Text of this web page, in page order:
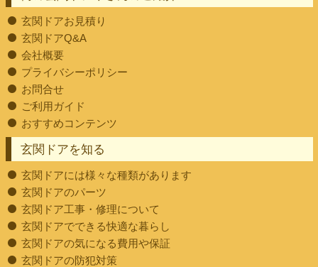
玄関ドアお見積り
玄関ドアQ&A
会社概要
プライバシーポリシー
お問合せ
ご利用ガイド
おすすめコンテンツ
玄関ドアを知る
玄関ドアには様々な種類があります
玄関ドアのパーツ
玄関ドア工事・修理について
玄関ドアでできる快適な暮らし
玄関ドアの気になる費用や保証
玄関ドアの防犯対策